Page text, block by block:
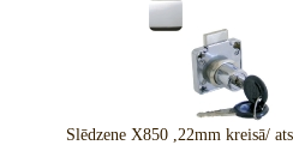
Slēdzene X850 ,22mm kreisā/